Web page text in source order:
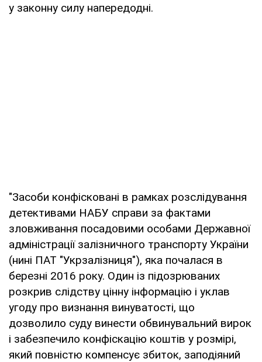
у законну силу напередодні.
"Засоби конфісковані в рамках розслідування
детективами НАБУ справи за фактами
зловживання посадовими особами Державної
адміністрації залізничного транспорту України
(нині ПАТ "Укрзалізниця"), яка почалася в
березні 2016 року. Один із підозрюваних
розкрив слідству цінну інформацію і уклав
угоду про визнання винуватості, що
дозволило суду винести обвинувальний вирок
і забезпечило конфіскацію коштів у розмірі,
який повністю компенсує збиток, заподіяний